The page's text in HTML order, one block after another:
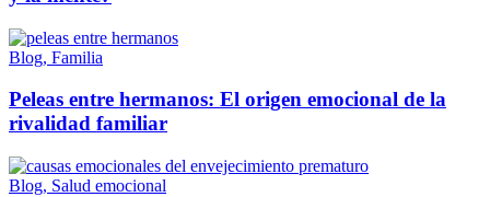
Blog, Familia
Peleas entre hermanos: El origen emocional de la
rivalidad familiar
Blog, Salud emocional